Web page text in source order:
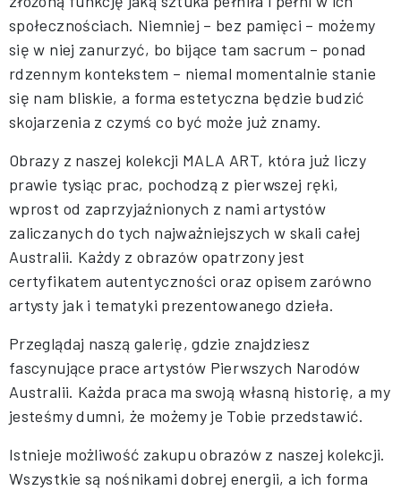
społecznościach. Niemniej – bez pamięci – możemy
się w niej zanurzyć, bo bijące tam sacrum – ponad
rdzennym kontekstem – niemal momentalnie stanie
się nam bliskie, a forma estetyczna będzie budzić
skojarzenia z czymś co być może już znamy.
Obrazy z naszej kolekcji MALA ART, która już liczy
prawie tysiąc prac, pochodzą z pierwszej ręki,
wprost od zaprzyjaźnionych z nami artystów
zaliczanych do tych najważniejszych w skali całej
Australii. Każdy z obrazów opatrzony jest
certyfikatem autentyczności oraz opisem zarówno
artysty jak i tematyki prezentowanego dzieła.
Przeglądaj naszą galerię, gdzie znajdziesz
fascynujące prace artystów Pierwszych Narodów
Australii. Każda praca ma swoją własną historię, a my
jesteśmy dumni, że możemy je Tobie przedstawić.
Istnieje możliwość zakupu obrazów z naszej kolekcji.
Wszystkie są nośnikami dobrej energii, a ich forma